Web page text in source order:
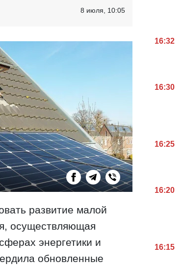
8 июля, 10:05
развитие малой
осуществляющая
энергетики и
обновленные
16:32
16:30
16:25
16:20
16:15